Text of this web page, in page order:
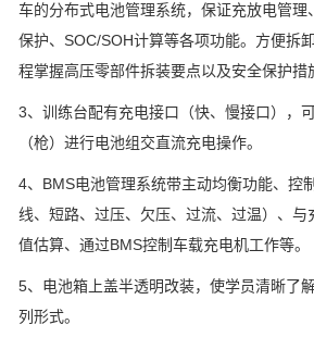
车的分布式电池管理系统，保证充放电管理
保护、SOC/SOH计算等各项功能。方便拆
程掌握高压零部件拆装要点以及安全保护措
3、训练台配有充电接口（快、慢接口），
（枪）进行电池组交直流充电操作。
4、BMS电池管理系统带主动均衡功能、控
线、短路、过压、欠压、过流、过温）、与
值估算、通过BMS控制车载充电机工作等。
5、电池箱上盖半透明改装，使学员清晰了
列形式。